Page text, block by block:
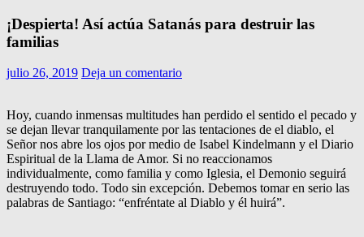
¡Despierta! Así actúa Satanás para destruir las
familias
julio 26, 2019 Deja un comentario
Hoy, cuando inmensas multitudes han perdido el sentido el pecado y
se dejan llevar tranquilamente por las tentaciones de el diablo, el
Señor nos abre los ojos por medio de Isabel Kindelmann y el Diario
Espiritual de la Llama de Amor. Si no reaccionamos
individualmente, como familia y como Iglesia, el Demonio seguirá
destruyendo todo. Todo sin excepción. Debemos tomar en serio las
palabras de Santiago: “enfréntate al Diablo y él huirá”.